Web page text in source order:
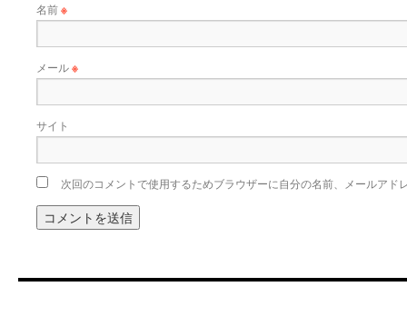
名前※
メール※
サイト
次回のコメントで使用するためブラウザーに自分の名前、メールアド